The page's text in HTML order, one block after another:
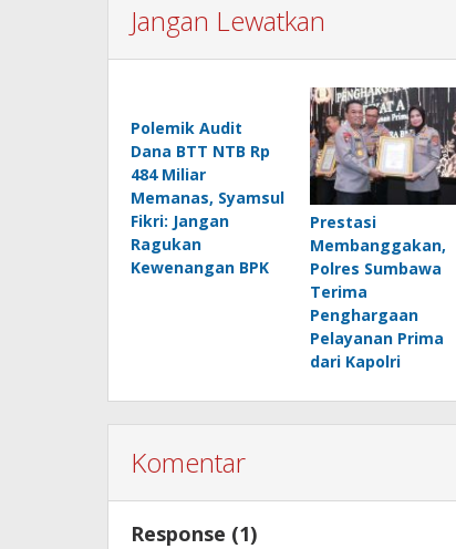
Jangan Lewatkan
Polemik Audit
Dana BTT NTB Rp
484 Miliar
Memanas, Syamsul
Fikri: Jangan
Ragukan
Kewenangan BPK
Prestasi
Membanggakan,
Polres Sumbawa
Terima
Penghargaan
Pelayanan Prima
dari Kapolri
Komentar
Response (1)